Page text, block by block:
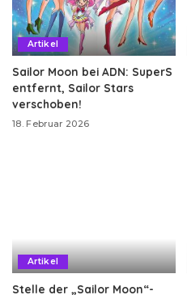
Artikel
Sailor Moon bei ADN: SuperS
entfernt, Sailor Stars
verschoben!
18. Februar 2026
Artikel
Stelle der „Sailor Moon“-